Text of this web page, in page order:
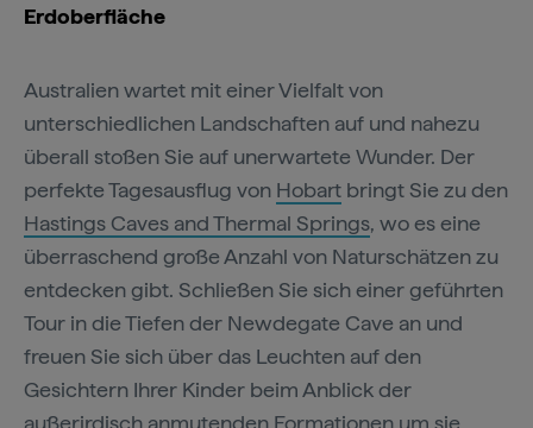
Erdoberfläche
Australien wartet mit einer Vielfalt von
unterschiedlichen Landschaften auf und nahezu
überall stoßen Sie auf unerwartete Wunder. Der
perfekte Tagesausflug von Hobart bringt Sie zu den
Hastings Caves and Thermal Springs, wo es eine
überraschend große Anzahl von Naturschätzen zu
entdecken gibt. Schließen Sie sich einer geführten
Tour in die Tiefen der Newdegate Cave an und
freuen Sie sich über das Leuchten auf den
Gesichtern Ihrer Kinder beim Anblick der
außerirdisch anmutenden Formationen um sie